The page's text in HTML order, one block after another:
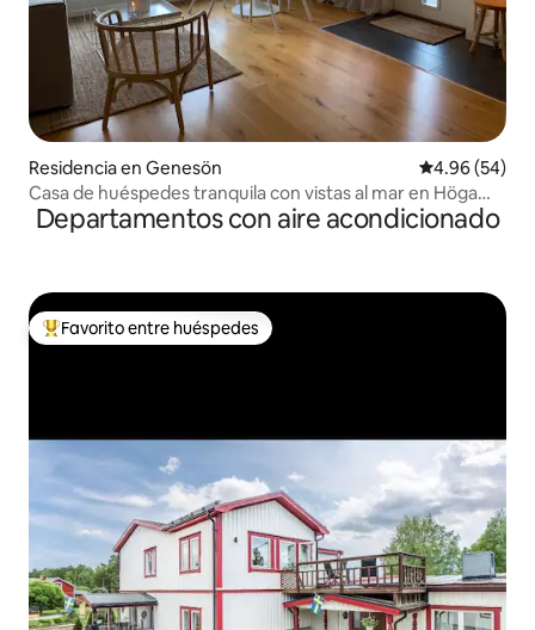
Residencia en Genesön Calificación
4.96 (54)
Casa de huéspedes tranquila con vistas al mar en Höga
Kusten
Departamentos con aire acondicionado
De los mejores en Favorito entre huéspedes
Favorito entre huéspedes